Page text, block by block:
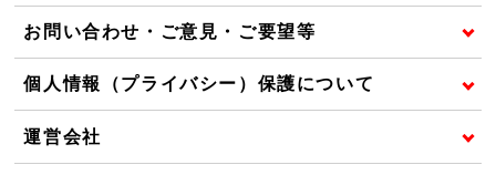
お問い合わせ・ご意見・ご要望等
個人情報（プライバシー）保護について
運営会社